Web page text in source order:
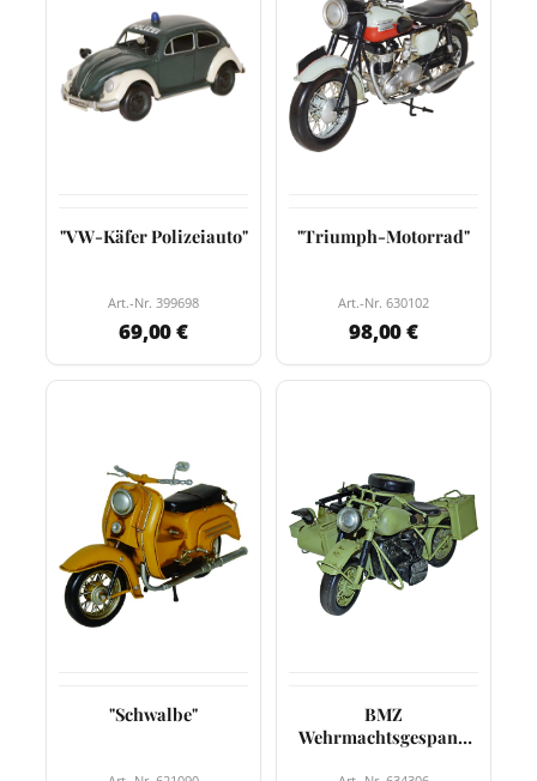
"VW-Käfer Polizeiauto"
Art.-Nr. 399698
69,00 €
"Triumph-Motorrad"
Art.-Nr. 630102
98,00 €
"Schwalbe"
BMZ
Wehrmachtsgespann